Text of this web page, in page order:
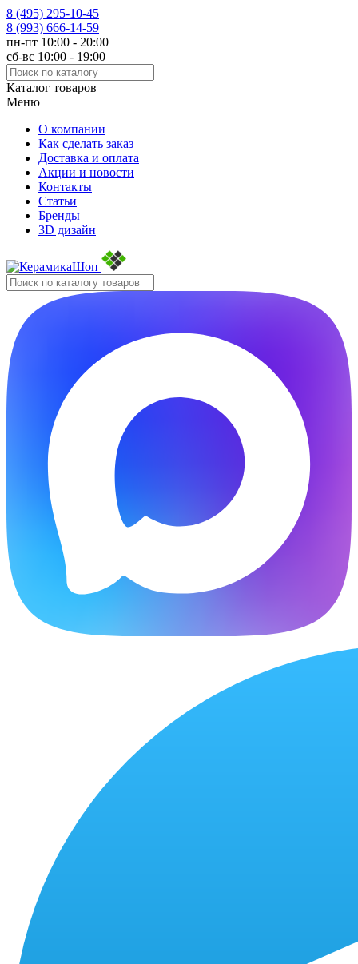
8 (495) 295-10-45
8 (993) 666-14-59
пн-пт 10:00 - 20:00
сб-вс 10:00 - 19:00
Каталог товаров
Меню
О компании
Как сделать заказ
Доставка и оплата
Акции и новости
Контакты
Статьи
Бренды
3D дизайн